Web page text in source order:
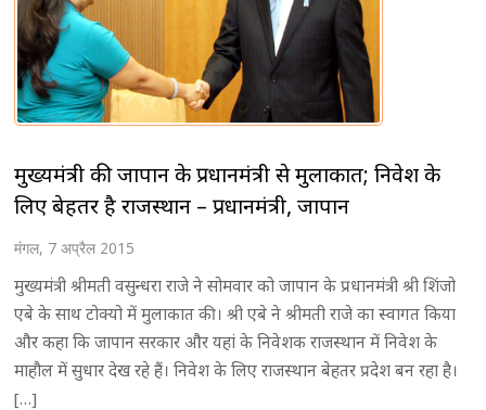
मुख्यमंत्री की जापान के प्रधानमंत्री से मुलाकात; निवेश के
लिए बेहतर है राजस्थान – प्रधानमंत्री, जापान
मंगल, 7 अप्रैल 2015
मुख्यमंत्री श्रीमती वसुन्धरा राजे ने सोमवार को जापान के प्रधानमंत्री श्री शिंजो
एबे के साथ टोक्यो में मुलाकात की। श्री एबे ने श्रीमती राजे का स्वागत किया
और कहा कि जापान सरकार और यहां के निवेशक राजस्थान में निवेश के
माहौल में सुधार देख रहे हैं। निवेश के लिए राजस्थान बेहतर प्रदेश बन रहा है।
[…]